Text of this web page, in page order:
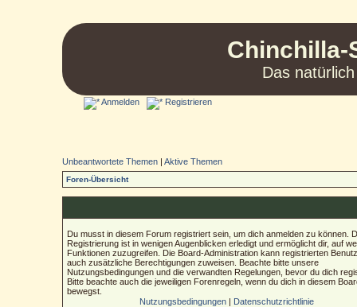
Chinchilla-
Das
Anmelden Registrieren
Unbeantwortete Themen |Aktive Themen
Foren-Übersicht
Du musst in diesem Forum registriert sein, um dich anmelden zu können.
Registrierung ist in wenigen Augenblicken erledigt und ermöglicht dir, auf
Funktionen zuzugreifen. Die Board-Administration kann registrierten
auch zusätzliche Berechtigungen zuweisen. Beachte bitte unsere
Nutzungsbedingungen und die verwandten Regelungen, bevor du dich
Bitte beachte auch die jeweiligen Forenregeln, wenn du dich in diesem
bewegst.
Nutzungsbedingungen| Datenschutzrichtlinie